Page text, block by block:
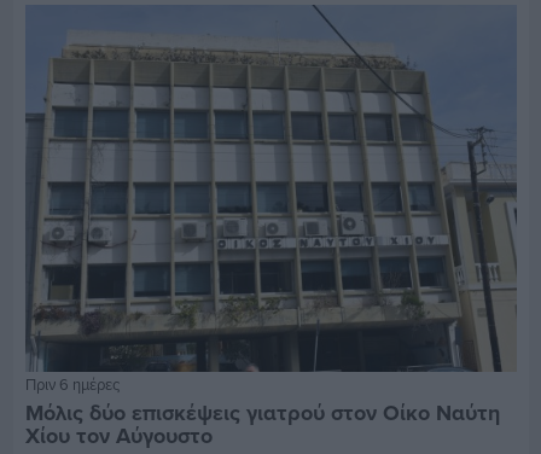
Πριν 6 ημέρες
Μόλις δύο επισκέψεις γιατρού στον Οίκο Ναύτη
Χίου τον Αύγουστο